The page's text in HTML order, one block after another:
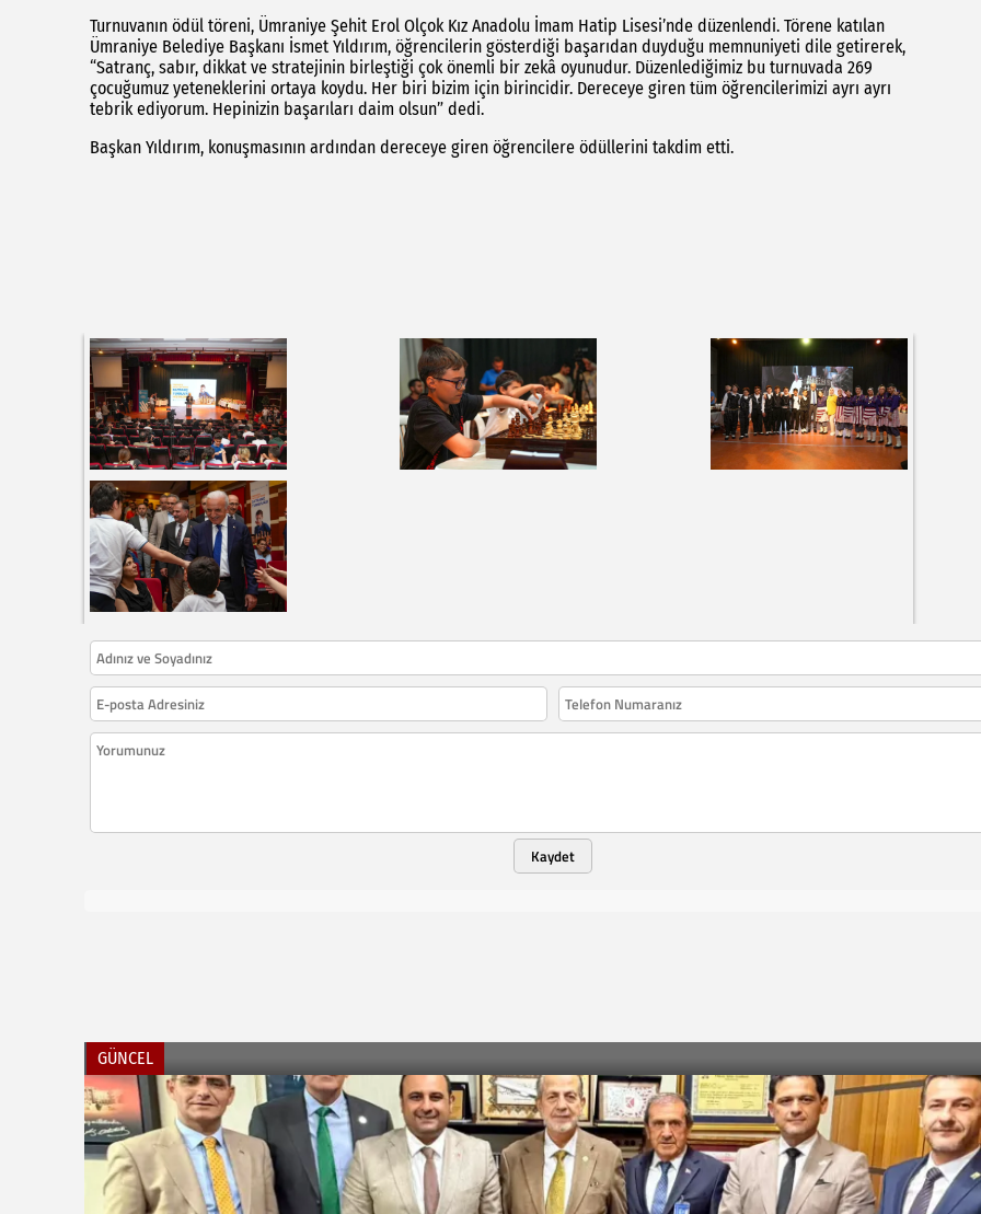
Turnuvanın ödül töreni, Ümraniye Şehit Erol Olçok Kız Anadolu İmam Hatip Lisesi’nde düzenlendi. Törene katılan
Ümraniye Belediye Başkanı İsmet Yıldırım, öğrencilerin gösterdiği başarıdan duyduğu memnuniyeti dile getirerek,
“Satranç, sabır, dikkat ve stratejinin birleştiği çok önemli bir zekâ oyunudur. Düzenlediğimiz bu turnuvada 269
çocuğumuz yeteneklerini ortaya koydu. Her biri bizim için birincidir. Dereceye giren tüm öğrencilerimizi ayrı ayrı
tebrik ediyorum. Hepinizin başarıları daim olsun” dedi.
Başkan Yıldırım, konuşmasının ardından dereceye giren öğrencilere ödüllerini takdim etti.
Kaydet
GÜNCEL